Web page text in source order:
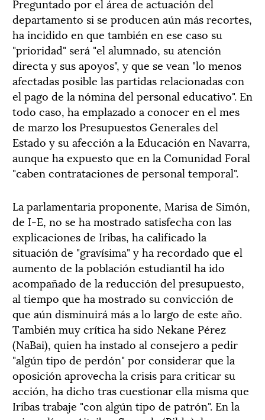
Preguntado por el área de actuación del
departamento si se producen aún más recortes,
ha incidido en que también en ese caso su
"prioridad" será "el alumnado, su atención
directa y sus apoyos", y que se vean "lo menos
afectadas posible las partidas relacionadas con
el pago de la nómina del personal educativo". En
todo caso, ha emplazado a conocer en el mes
de marzo los Presupuestos Generales del
Estado y su afección a la Educación en Navarra,
aunque ha expuesto que en la Comunidad Foral
"caben contrataciones de personal temporal".
La parlamentaria proponente, Marisa de Simón,
de I-E, no se ha mostrado satisfecha con las
explicaciones de Iribas, ha calificado la
situación de "gravísima" y ha recordado que el
aumento de la población estudiantil ha ido
acompañado de la reducción del presupuesto,
al tiempo que ha mostrado su convicción de
que aún disminuirá más a lo largo de este año.
También muy crítica ha sido Nekane Pérez
(NaBai), quien ha instado al consejero a pedir
"algún tipo de perdón" por considerar que la
oposición aprovecha la crisis para criticar su
acción, ha dicho tras cuestionar ella misma que
Iribas trabaje "con algún tipo de patrón". En la